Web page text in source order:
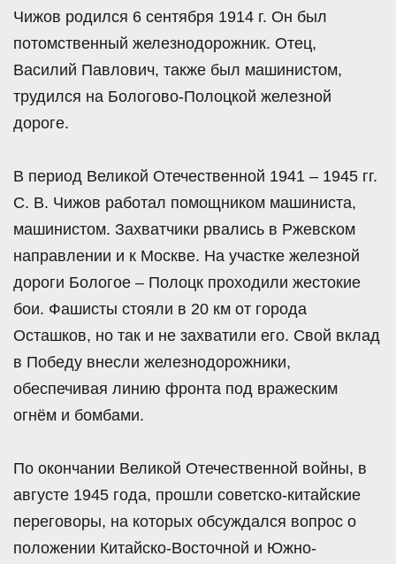
Чижов родился 6 сентября 1914 г. Он был
потомственный железнодорожник. Отец,
Василий Павлович, также был машинистом,
трудился на Бологово-Полоцкой железной
дороге.
В период Великой Отечественной 1941 – 1945 гг.
С. В. Чижов работал помощником машиниста,
машинистом. Захватчики рвались в Ржевском
направлении и к Москве. На участке железной
дороги Бологое – Полоцк проходили жестокие
бои. Фашисты стояли в 20 км от города
Осташков, но так и не захватили его. Свой вклад
в Победу внесли железнодорожники,
обеспечивая линию фронта под вражеским
огнём и бомбами.
По окончании Великой Отечественной войны, в
августе 1945 года, прошли советско-китайские
переговоры, на которых обсуждался вопрос о
положении Китайско-Восточной и Южно-